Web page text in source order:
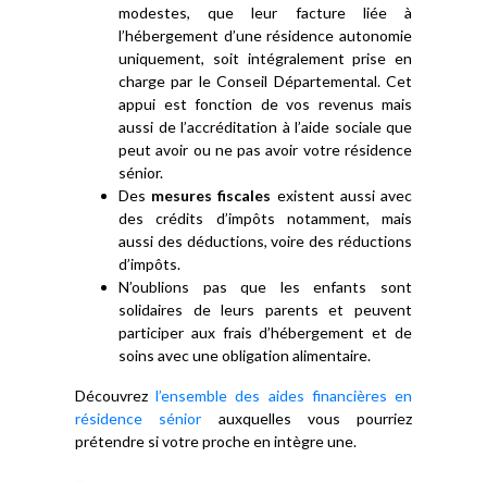
modestes, que leur facture liée à
l’hébergement d’une résidence autonomie
uniquement, soit intégralement prise en
charge par le Conseil Départemental. Cet
appui est fonction de vos revenus mais
aussi de l’accréditation à l’aide sociale que
peut avoir ou ne pas avoir votre résidence
sénior.
Des mesures fiscales existent aussi avec
des crédits d’impôts notamment, mais
aussi des déductions, voire des réductions
d’impôts.
N’oublions pas que les enfants sont
solidaires de leurs parents et peuvent
participer aux frais d’hébergement et de
soins avec une obligation alimentaire.
Découvrezl’ensemble des aides financières en
résidence sénior auxquelles vous pourriez
prétendre si votre proche en intègre une.